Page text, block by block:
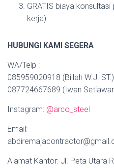
GRATIS biaya
kerja)
HUBUNGI KAMI SEGERA
WA/Telp :
085959020918 (Billah W.J.
087724667689 (Iwan
Instagram: @arco_steel
Email:
Alamat Kantor: Jl. Peta Utara